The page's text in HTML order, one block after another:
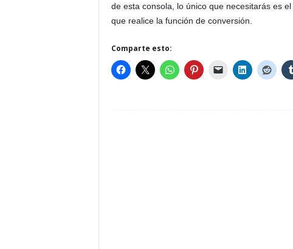
de esta consola, lo único que necesitarás es el
que realice la función de conversión.
Comparte esto: